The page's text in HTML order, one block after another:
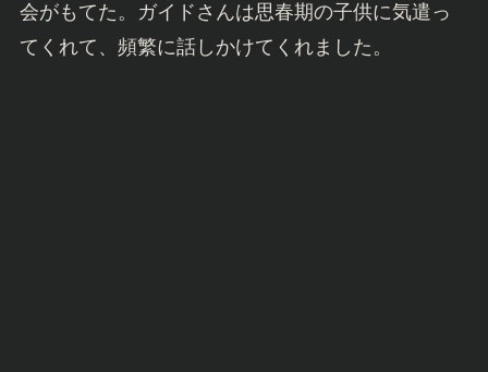
会がもてた。ガイドさんは思春期の子供に気遣っ
てくれて、頻繁に話しかけてくれました。